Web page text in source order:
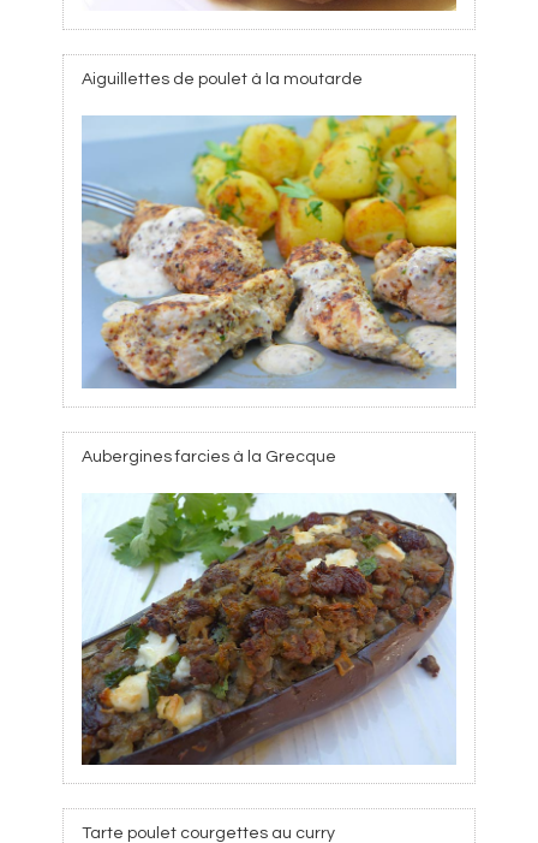
Aiguillettes de poulet à la moutarde
Aubergines farcies à la Grecque
Tarte poulet courgettes au curry